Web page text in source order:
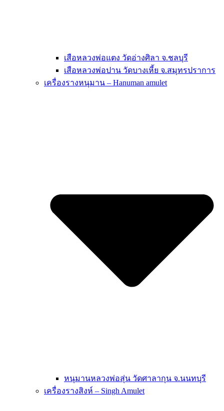
เสือหลวงพ่อแตง วัดอ่างศิลา จ.ชลบุรี
เสือหลวงพ่อปาน วัดบางเหี้ย จ.สมุทรปราการ
เครื่องรางหนุมาน – Hanuman amulet
หนุมานหลวงพ่อสุ่น วัดศาลากุน จ.นนทบุรี
เครื่องรางสิงห์ – Singh Amulet